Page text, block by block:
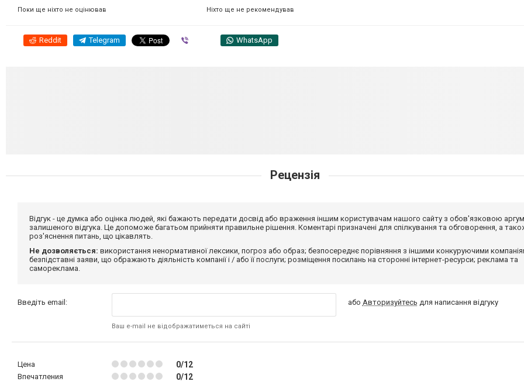
Поки ще ніхто не оцінював Ніхто ще не рекомендував
Reddit Telegram WhatsApp
Рецензія
Відгук - це думка або оцінка людей, які бажають передати досвід або враження іншим користувачам нашого сайту з обов'язковою
залишеного відгука. Це допоможе багатьом прийняти правильне рішення. Коментарі призначені для спілкування та обговорення, а
роз'яснення питань, що цікавлять.
Не дозволяється: використання ненормативної лексики, погроз або образ; безпосереднє порівняння з іншими конкуруючими
безпідставні заяви, що ображають діяльність компанії і / або її послуги; розміщення посилань на сторонні інтернет-ресурси; реклама та
самореклама.
Введіть email:
Ваш e-mail не відображатиметься на сайті
або Авторизуйтесь для написання відгуку
Цена 0/12
Впечатления 0/12